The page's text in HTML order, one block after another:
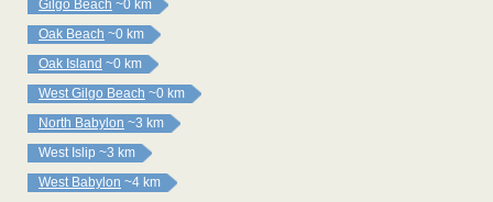
Gilgo Beach ~0 km
Oak Beach ~0 km
Oak Island ~0 km
West Gilgo Beach ~0 km
North Babylon ~3 km
West Islip ~3 km
West Babylon ~4 km